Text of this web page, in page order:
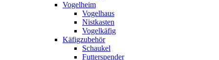
Vogelheim
Vogelhaus
Nistkasten
Vogelkäfig
Käfigzubehör
Schaukel
Futterspender